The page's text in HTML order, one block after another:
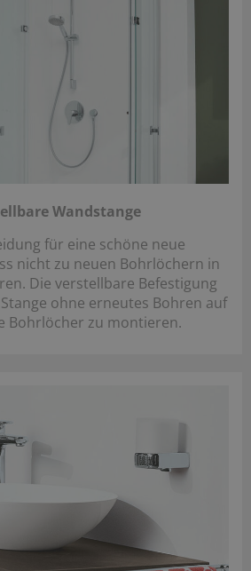
Wandstange
für eine schöne neue
nicht zu neuen Bohrlöchern in
Die verstellbare Befestigung
ohne erneutes Bohren auf
Bohrlöcher zu montieren.